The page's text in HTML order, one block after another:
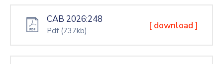
CAB 2026:248
Pdf (737kb) [ download ]